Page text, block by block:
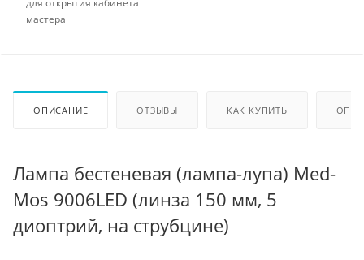
мастера
ОПИСАНИЕ ОТЗЫВЫ КАК КУПИТЬ
Лампа бестеневая (лампа-лупа) Med-
Mos 9006LED (линза 150 мм, 5
диоптрий, на струбцине)